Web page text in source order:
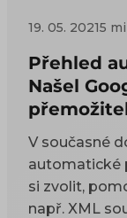
19. 05. 20215
Přehled
Našel
V současné
automatické
si zvolit,
např. XML